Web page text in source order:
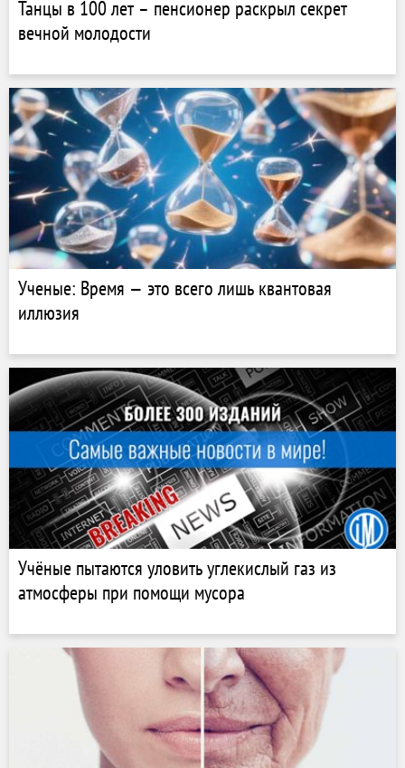
Танцы в 100 лет – пенсионер раскрыл секрет
вечной молодости
Ученые: Время — это всего лишь квантовая
иллюзия
Учёные пытаются уловить углекислый газ из
атмосферы при помощи мусора